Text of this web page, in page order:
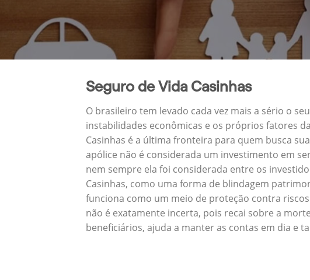
Seguro de Vida Casinhas
O brasileiro tem levado cada vez mais a sério o
instabilidades econômicas e os próprios fatores
Casinhas é a última fronteira para quem busca
apólice não é considerada um investimento em
nem sempre ela foi considerada entre os
Casinhas, como uma forma de blindagem
funciona como um meio de proteção contra
não é exatamente incerta, pois recai sobre a
beneficiários, ajuda a manter as contas em dia e